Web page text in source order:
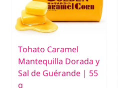
Tohato Caramel
Mantequilla Dorada y
Sal de Guérande | 55
g